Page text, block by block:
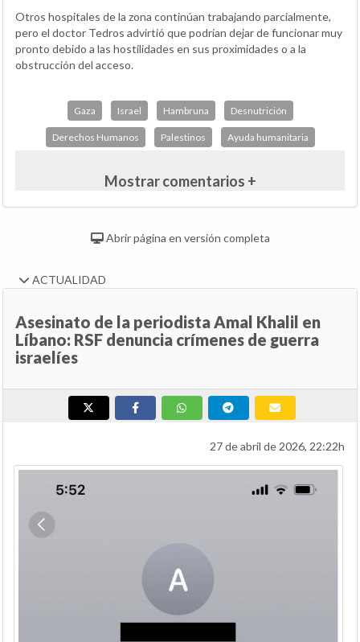
Otros hospitales de la zona continúan trabajando parcialmente,
pero el doctor Tedros advirtió que podrían dejar de funcionar muy
pronto debido a las hostilidades en sus proximidades o a la
obstrucción del acceso.
Gaza Israel Hambruna Desnutrición
Derechos Humanos Palestinos Ayuda humanitaria
Mostrar comentarios +
Abrir página en versión completa
ACTUALIDAD
Asesinato de la periodista Amal Khalil en
Líbano: RSF denuncia crímenes de guerra
israelíes
27 de abril de 2026, 22:22h